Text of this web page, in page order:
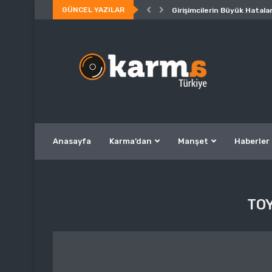
GÜNCEL YAZILAR Girişimcilerin Büyük
Anasayfa Karma’dan Manşet Haberler